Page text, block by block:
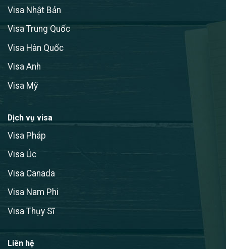
Visa Nhật Bản
Visa Trung Quốc
Visa Hàn Quốc
Visa Anh
Visa Mỹ
Dịch vụ visa
Visa Pháp
Visa Úc
Visa Canada
Visa Nam Phi
Visa Thụy Sĩ
Liên hệ